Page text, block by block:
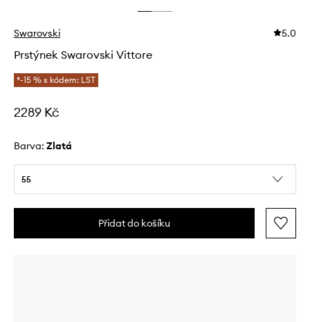
Swarovski 5.0
Prstýnek Swarovski Vittore
*-15 % s kódem: LST
2289 Kč
Barva: zlatá
55
Přidat do košíku